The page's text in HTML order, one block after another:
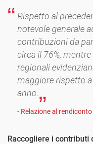
Rispetto al
notevole generale
contribuzioni da
circa il 76%,
regionali
maggiore rispetto
anno.
- Relazione al
Raccogliere i contributi